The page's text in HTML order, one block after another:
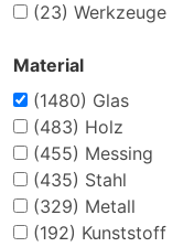
(23) Werkzeuge
Material
(1480) Glas
(483) Holz
(455) Messing
(435) Stahl
(329) Metall
(192) Kunststoff